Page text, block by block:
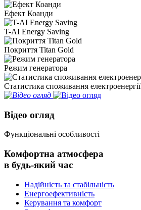
Ефект Коанди
T-AI Energy Saving
Покриття Titan Gold
Режим генератора
Статистика споживання електроенергії
Відео огляд
Функціональні особливості
Комфортна атмосфера
в будь-який час
Надійність та стабільність
Енергоефективність
Керування та комфорт